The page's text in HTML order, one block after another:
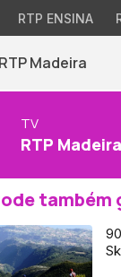
RTP ENSINA
Madeira
TV
RTP Madeira
também